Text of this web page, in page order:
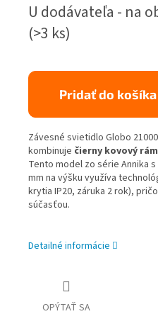
cena:
U dodávateľa - na
(>3 ks)
Pridať do košíka
Závesné svietidlo Globo
kombinuje čierny kovový
Tento model zo série Annika
mm na výšku využíva
krytia IP20, záruka 2 rok),
súčasťou.
Detailné informácie
OPÝTAŤ SA